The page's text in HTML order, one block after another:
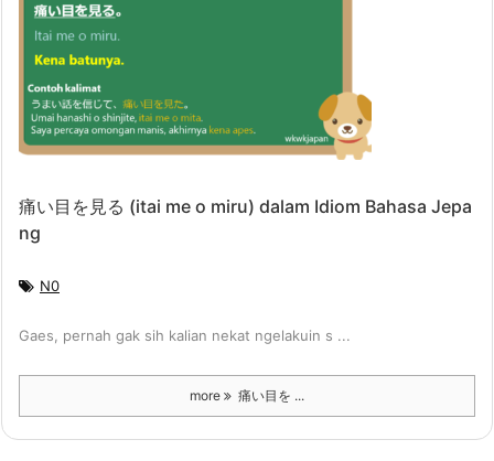
痛い目を見る (itai me o miru) dalam Idiom Bahasa Jepa
ng
N0
Gaes, pernah gak sih kalian nekat ngelakuin s ...
more 痛い目を ...